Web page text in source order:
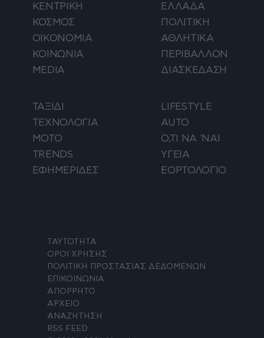
ΚΕΝΤΡΙΚΗ
ΕΛΛΑΔΑ
ΚΟΣΜΟΣ
ΠΟΛΙΤΙΚΗ
ΟΙΚΟΝΟΜΙΑ
ΑΘΛΗΤΙΚΑ
ΚΟΙΝΩΝΙΑ
ΠΕΡΙΒΑΛΛΟΝ
MEDIA
ΔΙΑΣΚΕΔΑΣΗ
ΤΑΞΙΔΙ
LIFESTYLE
ΤΕΧΝΟΛΟΓΙΑ
AUTO
ΜΟΤΟ
Ο,ΤΙ ΝΑ 'ΝΑΙ
TRENDS
ΥΓΕΙΑ
ΕΦΗΜΕΡΙΔΕΣ
ΕΟΡΤΟΛΟΓΙΟ
ΤΑΥΤΟΤΗΤΑ
ΟΡΟΙ ΧΡΗΣΗΣ
ΠΟΛΙΤΙΚΗ ΠΡΟΣΤΑΣΙΑΣ ΔΕΔΟΜΕΝΩΝ
ΕΠΙΚΟΙΝΩΝΙΑ
ΑΠΟΡΡΗΤΟ
ΑΡΧΕΙΟ
ΑΝΑΖΗΤΗΣΗ
RSS FEED